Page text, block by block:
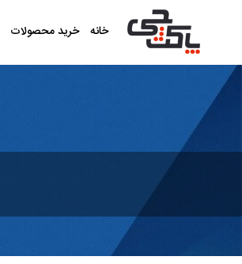
خانه خرید محصولات